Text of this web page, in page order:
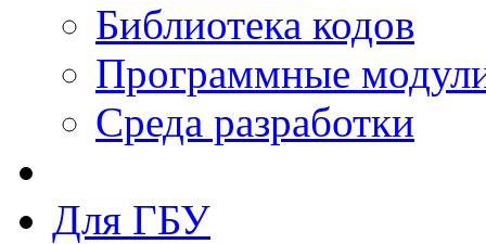
Библиотека кодов
Программные
Среда разработки
Для ГБУ